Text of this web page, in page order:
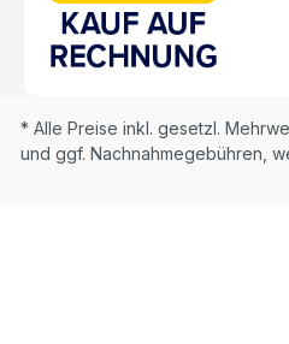
* Alle Preise inkl. gesetzl.
und ggf. Nachnahmegebühren,